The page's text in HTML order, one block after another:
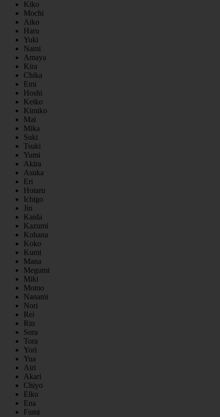
Kiko
Mochi
Aiko
Haru
Yuki
Nami
Amaya
Kira
Chika
Emi
Hoshi
Keiko
Kimiko
Mai
Mika
Suki
Tsuki
Yumi
Akira
Asuka
Eri
Hotaru
Ichigo
Jin
Kaida
Kazumi
Kohana
Koko
Kumi
Mana
Megumi
Miki
Momo
Nanami
Nori
Rei
Rin
Sora
Tora
Yori
Yua
Airi
Akari
Chiyo
Eiko
Ena
Fumi